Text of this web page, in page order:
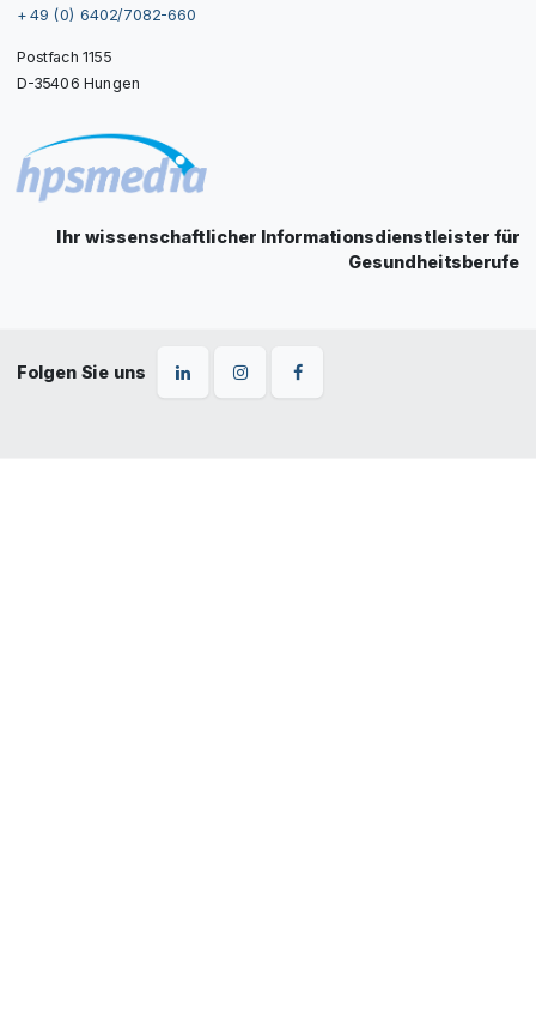
+ 49 (0) 6402/7082-660
Postfach 1155
D-35406 Hungen
Ihr wissenschaftlicher Informationsdienstleister für
Gesundheitsberufe
Folgen Sie uns